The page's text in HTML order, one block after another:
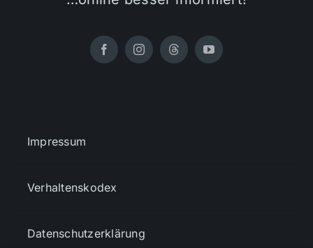
Impressum
Verhaltenskodex
Datenschutzerklärung